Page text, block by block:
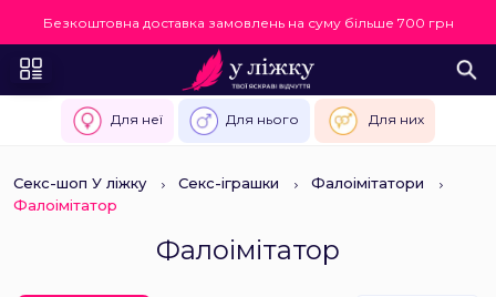
Безкоштовна доставка замовлень на суму більше 700 грн
Для неї Для нього Для них
Секс-шоп У ліжку Секс-іграшки
Фалоімітатори
Фалоімітатор
Фалоімітатор